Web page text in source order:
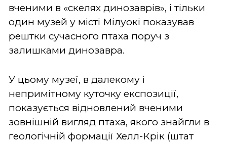
вченими в «скелях динозаврів», і тільки
один музей у місті Мілуокі показував
рештки сучасного птаха поруч з
залишками динозавра.
У цьому музеї, в далекому і
непримітному куточку експозиції,
показується відновлений вченими
зовнішній вигляд птаха, якого знайгли в
геологічній формації Хелл-Крік (штат